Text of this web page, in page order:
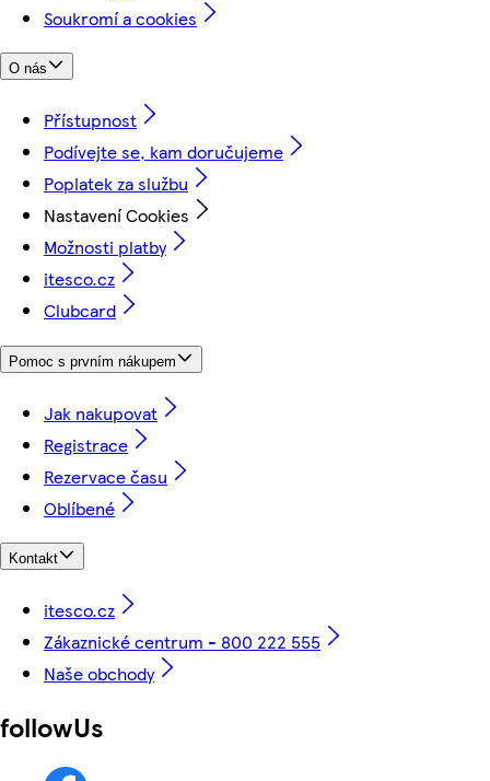
Soukromí a cookies
O nás
Přístupnost
Podívejte se, kam doručujeme
Poplatek za službu
Nastavení Cookies
Možnosti platby
itesco.cz
Clubcard
Pomoc s prvním nákupem
Jak nakupovat
Registrace
Rezervace času
Oblíbené
Kontakt
itesco.cz
Zákaznické centrum - 800 222 555
Naše obchody
followUs